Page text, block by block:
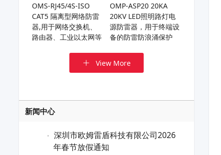
OMS-RJ45/4S-ISO
CAT5 隔离型网络防雷
器,用于网络交换机、
路由器、工业以太网等
OMP-ASP20 20KA
20KV LED照明路灯电
源防雷器，用于终端设
备的防雷防浪涌保护
View More
新闻中心
深圳市欧姆雷盾科技有限公司2026
年春节放假通知